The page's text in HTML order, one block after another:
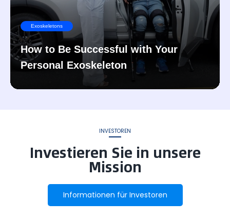
Exoskeletons
How to Be Successful with Your
Personal Exoskeleton
INVESTOREN
Investieren Sie in unsere
Mission
Informationen für Investoren